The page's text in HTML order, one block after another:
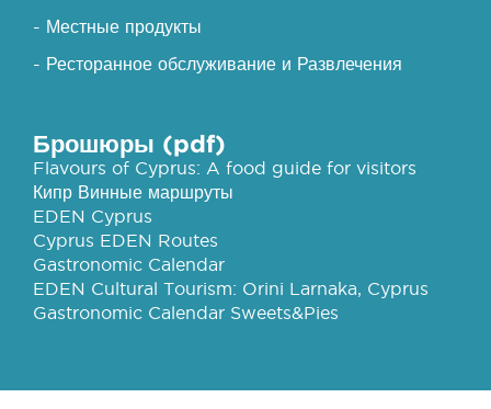
- Местные продукты
- Ресторанное обслуживание и Развлечения
Брошюры (pdf)
Flavours of Cyprus: A food guide for visitors
Кипр Винные маршруты
EDEN Cyprus
Cyprus EDEN Routes
Gastronomic Calendar
EDEN Cultural Tourism: Orini Larnaka, Cyprus
Gastronomic Calendar Sweets&Pies